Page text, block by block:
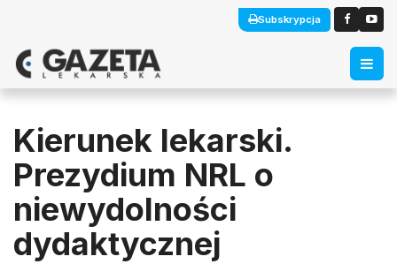
Subskrypcja
Kierunek lekarski.
Prezydium NRL o
niewydolności
dydaktycznej